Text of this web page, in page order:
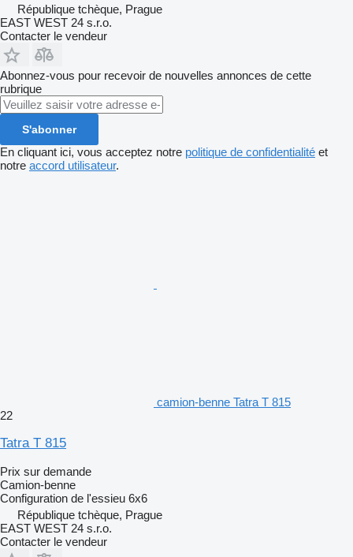
République tchèque, Prague
EAST WEST 24 s.r.o.
Contacter le vendeur
Abonnez-vous pour recevoir de nouvelles annonces de cette
rubrique
S'abonner
En cliquant ici, vous acceptez notre politique de confidentialité et
notre accord utilisateur.
camion-benne Tatra T 815
22
Tatra T 815
Prix sur demande
Camion-benne
Configuration de l'essieu 6x6
République tchèque, Prague
EAST WEST 24 s.r.o.
Contacter le vendeur